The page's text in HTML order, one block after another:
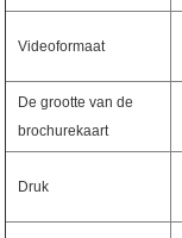
Videoformaat
De grootte van de
brochurekaart
Druk